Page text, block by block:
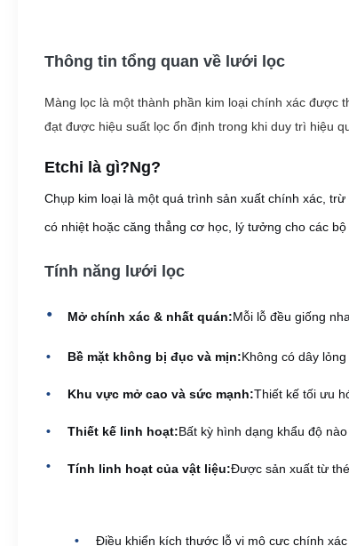
Thông tin tổng quan về lưới lọc
Màng lọc là một thành phần kim loại chính xác được
đạt được hiệu suất lọc ổn định trong khi duy trì hiệu
Etchi là gì?Ng?
Chụp kim loại là một quá trình sản xuất chính xác,
có nhiệt hoặc căng thẳng cơ học, lý tưởng cho các
Tính năng lưới lọc
Mở chính xác & nhất quán:Mỗi lỗ đều giống
Bề mặt không bị đục và mịn:Không có dây
Khu vực mở cao và sức mạnh:Thiết kế tối ưu
Thiết kế linh hoạt:Bất kỳ hình dạng khẩu độ
Tính linh hoạt của vật liệu:Được sản xuất từ
Điều khiển kích thước lỗ vi mô cực chính